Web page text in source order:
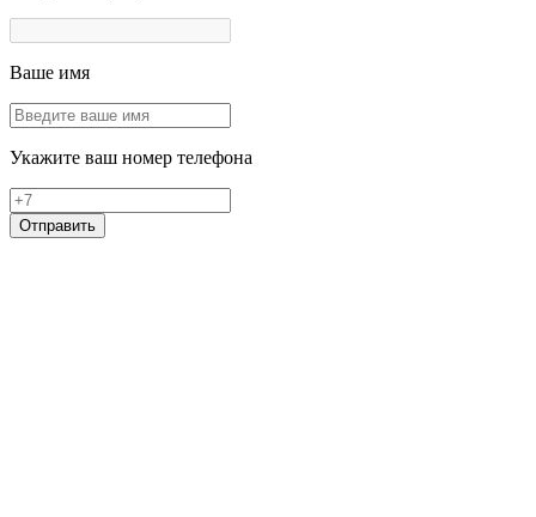
Ваше имя
Укажите ваш номер телефона
Отправить